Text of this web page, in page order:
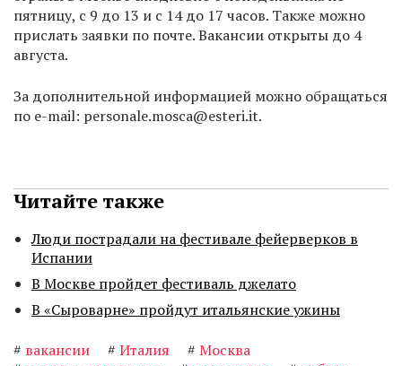
пятницу, с 9 до 13 и с 14 до 17 часов. Также можно
прислать заявки по почте. Вакансии открыты до 4
августа.
За дополнительной информацией можно обращаться
по e-mail: personale.mosca@esteri.it.
Читайте также
Люди пострадали на фестивале фейерверков в
Испании
В Москве пройдет фестиваль джелато
В «Сыроварне» пройдут итальянские ужины
# вакансии # Италия # Москва